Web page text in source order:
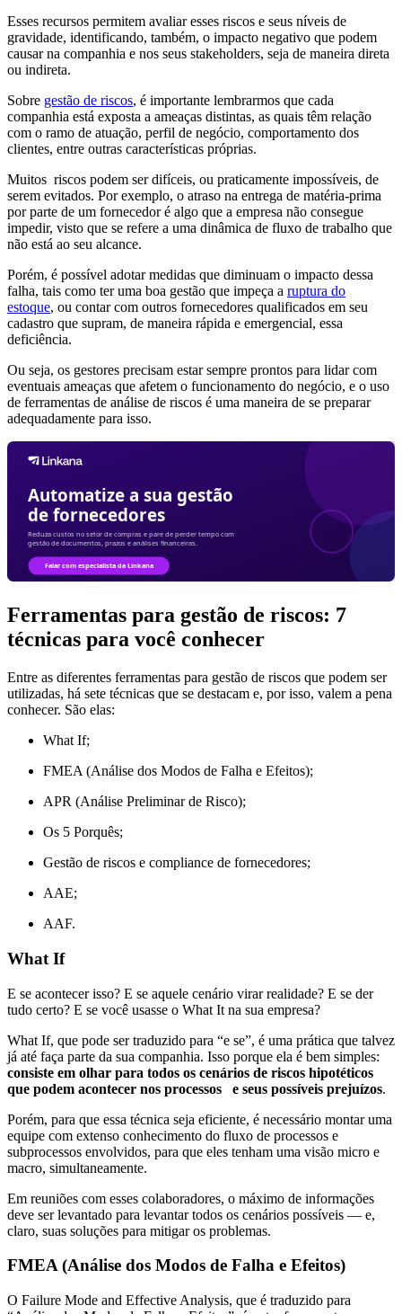
Esses recursos permitem avaliar esses riscos e seus níveis de
gravidade, identificando, também, o impacto negativo que podem
causar na companhia e nos seus stakeholders, seja de maneira direta
ou indireta.
Sobre gestão de riscos, é importante lembrarmos que cada
companhia está exposta a ameaças distintas, as quais têm relação
com o ramo de atuação, perfil de negócio, comportamento dos
clientes, entre outras características próprias.
Muitos riscos podem ser difíceis, ou praticamente impossíveis, de
serem evitados. Por exemplo, o atraso na entrega de matéria-prima
por parte de um fornecedor é algo que a empresa não consegue
impedir, visto que se refere a uma dinâmica de fluxo de trabalho que
não está ao seu alcance.
Porém, é possível adotar medidas que diminuam o impacto dessa
falha, tais como ter uma boa gestão que impeça a ruptura do
estoque, ou contar com outros fornecedores qualificados em seu
cadastro que supram, de maneira rápida e emergencial, essa
deficiência.
Ou seja, os gestores precisam estar sempre prontos para lidar com
eventuais ameaças que afetem o funcionamento do negócio, e o uso
de ferramentas de análise de riscos é uma maneira de se preparar
adequadamente para isso.
Ferramentas para gestão de riscos: 7
técnicas para você conhecer
Entre as diferentes ferramentas para gestão de riscos que podem ser
utilizadas, há sete técnicas que se destacam e, por isso, valem a pena
conhecer. São elas:
What If;
FMEA (Análise dos Modos de Falha e Efeitos);
APR (Análise Preliminar de Risco);
Os 5 Porquês;
Gestão de riscos e compliance de fornecedores;
AAE;
AAF.
What If
E se acontecer isso? E se aquele cenário virar realidade? E se der
tudo certo? E se você usasse o What It na sua empresa?
What If, que pode ser traduzido para “e se”, é uma prática que talvez
já até faça parte da sua companhia. Isso porque ela é bem simples:
consiste em olhar para todos os cenários de riscos hipotéticos
que podem acontecer nos processos e seus possíveis prejuízos.
Porém, para que essa técnica seja eficiente, é necessário montar uma
equipe com extenso conhecimento do fluxo de processos e
subprocessos envolvidos, para que eles tenham uma visão micro e
macro, simultaneamente.
Em reuniões com esses colaboradores, o máximo de informações
deve ser levantado para levantar todos os cenários possíveis — e,
claro, suas soluções para mitigar os problemas.
FMEA (Análise dos Modos de Falha e Efeitos)
O Failure Mode and Effective Analysis, que é traduzido para